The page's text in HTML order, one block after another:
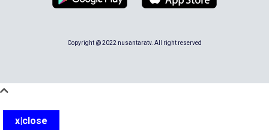
Copyright @ 2022 nusantaratv. All right reserved
x|close